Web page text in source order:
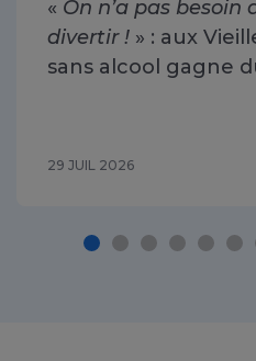
« On n’a pas besoin
divertir ! » : aux
sans alcool gagne
29 JUIL 2026